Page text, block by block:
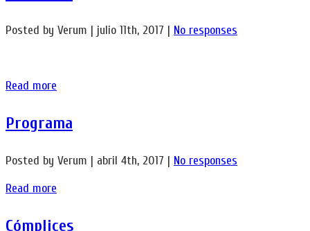
Posted by Verum | julio 11th, 2017 | No responses
Read more
Programa
Posted by Verum | abril 4th, 2017 | No responses
Read more
Cómplices